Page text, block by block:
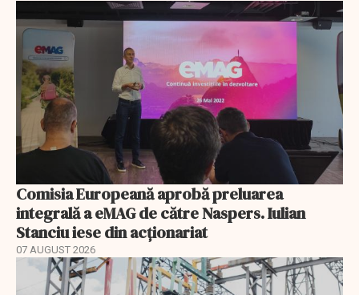
Comisia Europeană aprobă preluarea
integrală a eMAG de către Naspers. Iulian
Stanciu iese din acționariat
07 AUGUST 2026